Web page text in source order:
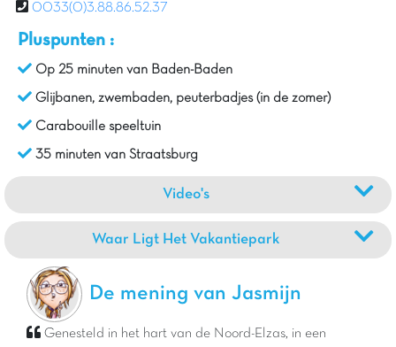
0033(0)3.88.86.52.37
Pluspunten :
Op 25 minuten van Baden-Baden
Glijbanen, zwembaden, peuterbadjes (in de zomer)
Carabouille speeltuin
35 minuten van Straatsburg
Video's
Waar Ligt Het Vakantiepark
De mening van Jasmijn
Genesteld in het hart van de Noord-Elzas, in een